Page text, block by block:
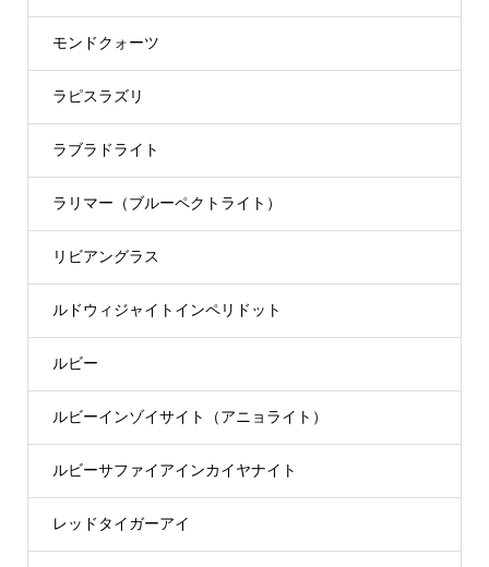
モンドクォーツ
ラピスラズリ
ラブラドライト
ラリマー（ブルーペクトライト）
リビアングラス
ルドウィジャイトインペリドット
ルビー
ルビーインゾイサイト（アニョライト）
ルビーサファイアインカイヤナイト
レッドタイガーアイ